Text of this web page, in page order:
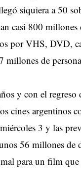
siquiera a 50
casi 800 millones
por VHS, DVD,
millones de
y con el regreso
cines argentinos
3 y las
56 millones
para un film